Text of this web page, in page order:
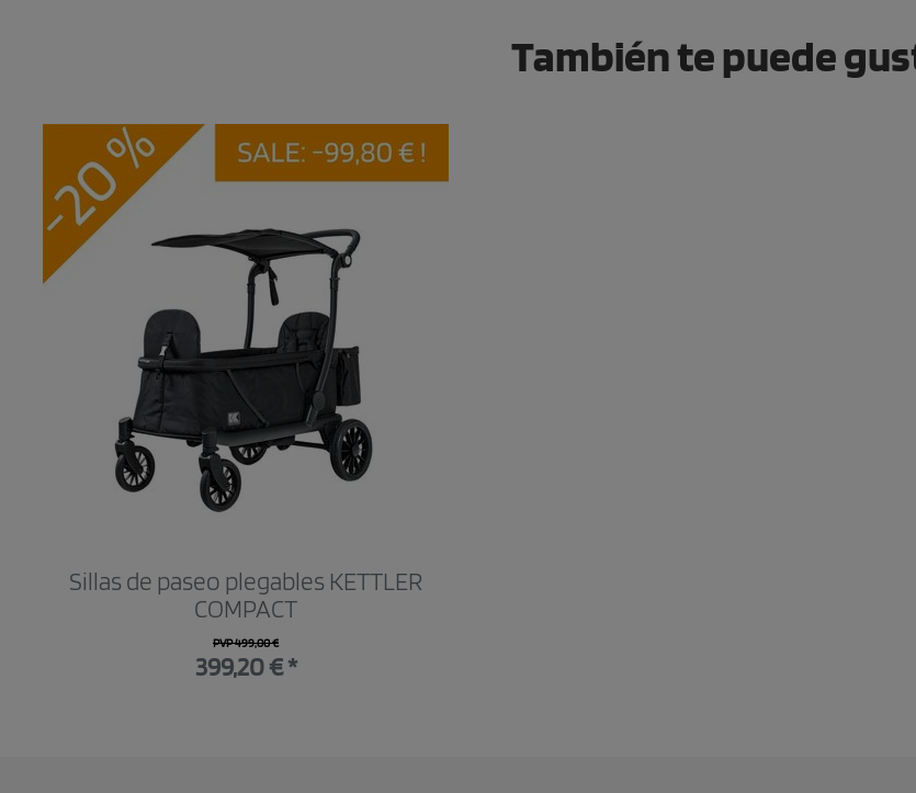
También te puede
Sillas de paseo plegables KETTLER
COMPACT
PVP 499,00 €
399,20 € *